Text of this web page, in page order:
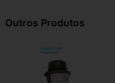
Outros Produtos